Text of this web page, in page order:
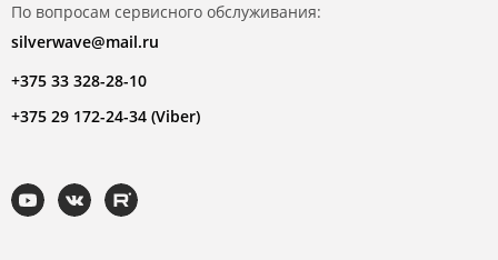
По вопросам сервисного обслуживания:
silverwave@mail.ru
+375 33 328-28-10
+375 29 172-24-34 (Viber)